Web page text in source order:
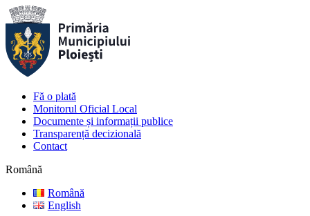
Fă o plată
Monitorul Oficial Local
Documente și informații publice
Transparență decizională
Contact
Română
Română
English